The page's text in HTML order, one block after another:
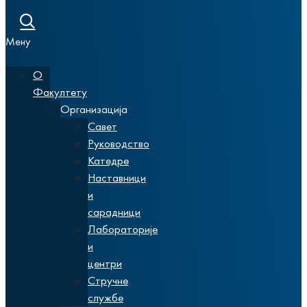
Мену
О
Факултету
Организација
Савет
Руководство
Катедре
Наставници
и
сарадници
Лабораторије
и
центри
Стручне
службе